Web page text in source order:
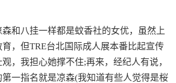
和八挂一样都是蚊香社的女优，虽然上
，但TRE台北国际成人展本番比起宣传
，我担心她撑不住;再来，经纪人有说，
一指名就是凉森(我知道有些人觉得是桜